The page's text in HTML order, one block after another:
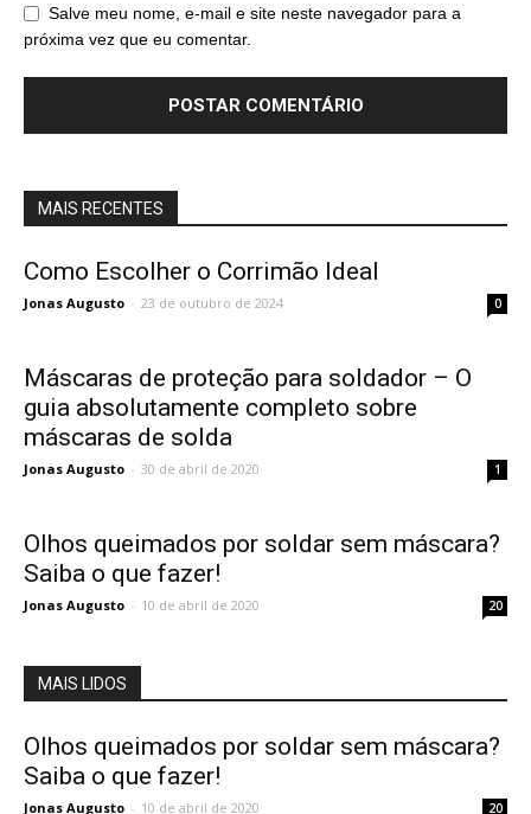
Salve meu nome, e-mail e site neste navegador para a
próxima vez que eu comentar.
MAIS RECENTES
Como Escolher o Corrimão Ideal
Jonas Augusto - 23 de outubro de 2024 0
Máscaras de proteção para soldador – O
guia absolutamente completo sobre
máscaras de solda
Jonas Augusto - 30 de abril de 2020 1
Olhos queimados por soldar sem máscara?
Saiba o que fazer!
Jonas Augusto - 10 de abril de 2020 20
MAIS LIDOS
Olhos queimados por soldar sem máscara?
Saiba o que fazer!
Jonas Augusto - 10 de abril de 2020 20